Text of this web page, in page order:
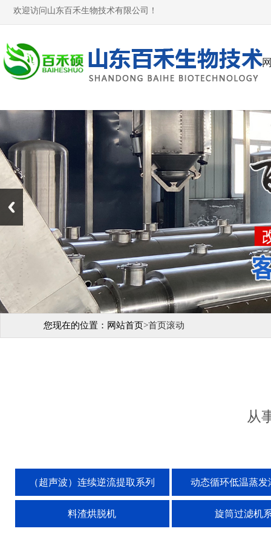
欢迎访问山东百禾生物技术有限公司！
您现在的位置： 网站首页>首页滚动
从
（超声波）连续逆流提取系列 动态循环低温蒸发
料渣烘脱机 旋筒过滤机